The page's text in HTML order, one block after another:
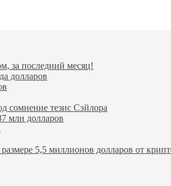
за последний месяц!
долларов
сомнение тезис Сэйлора
млн долларов
5,5 миллионов долларов от